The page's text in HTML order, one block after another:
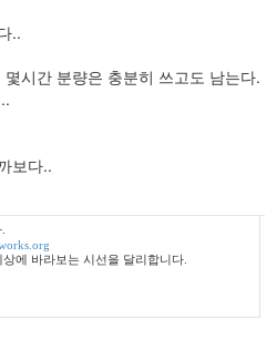
..
시간 분량은 충분히 쓰고도 남는다.
보다..
에 바라보는 시선을 달리합니다.